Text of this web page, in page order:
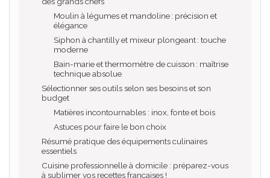
Moulin à légumes et mandoline : précision et
élégance
Siphon à chantilly et mixeur plongeant : touche
moderne
Bain-marie et thermomètre de cuisson : maîtrise
technique absolue
Sélectionner ses outils selon ses besoins et son
budget
Matières incontournables : inox, fonte et bois
Astuces pour faire le bon choix
Résumé pratique des équipements culinaires
essentiels
Cuisine professionnelle à domicile : préparez-vous
à sublimer vos recettes françaises !